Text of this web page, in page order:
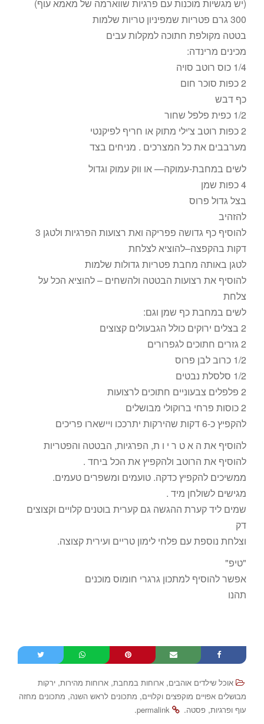
(יש מגשיות מוכנות עם פרגיות שווארמה של מאמא עוף)
300 גרם פטריות שמפיניון טריות שלמות
בטטה מקולפת חתוכה למקלות עבים
מכינים מרינדה:
1/4 כוס רוטב סויה
2 כפות סוכר חום
כף דבש
1/2 כפית פלפל שחור
2 כפות רוטב צ'ילי מתוק או חריף לפיקנטי
מערבבים את כל המצרכים . מניחים בצד
לשים במחבת-עמוקה— או ווק עמוק וגדול
4 כפות שמן
בצל גדול פרוס
להזהיב
להוסיף כף גדושה פפריקה ואת רצועות הפרגיות ולטגן 3
דקות בהקפצה–להוציא לצלחת
לטגן באותה מחבת פטריות גדולות שלמות
להוסיף את רצועות הבטטה ולהשחים – להוציא הכל על
צלחת
לשים במחבת כף שמן וגם:
2 בצלים ירוקים כולל הגבעולים קצוצים
2 גזרים חתוכים לגפרורים
1/2 כרוב לבן פרוס
1/2 סלסלת נבטים
2 פלפלים צבעוניים חתוכים לרצועות
2 כוסות פרחי ברוקולי מבושלים
להקפיץ כ-6 דקות שהירקות יתרככו ויישארו פריכים
להוסיף את ה א ט ר י ו ת, הפרגיות, הבטטה והפטריות
להוסיף את הרוטב ולהקפיץ את הכל ביחד .
ממשיכים להקפיץ כדקה. טועמים ומשפרים טעמים.
מגישים לשולחן מיד .
שמים ליד קערת ההגשה גם קערית בוטנים קלויים וקצוצים
דק
וצלחת נוספת עם פלחי לימון טריים ועירית קצוצה.
"טיפ"
אפשר להוסיף למתכון גרגרי חומוס מוכנים
תהנו
אוכל שילדים אוהבים, ארוחות במחבת, ארוחות מהירות, ירקות
מבושלים אפויים מוקפצים וקלויים, מתכונים לראש השנה, מתכונים מחזה
עוף ופרגיות, פסטה.
permalink
.